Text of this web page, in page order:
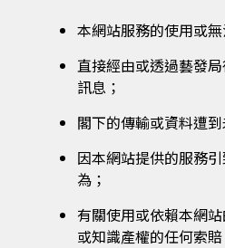
本網站服務的使用或無
直接經由或透過藝發
訊息；
閣下的傳輸或資料遭
因本網站提供的服務
為；
有關使用或依賴本網
或知識產權的任何索